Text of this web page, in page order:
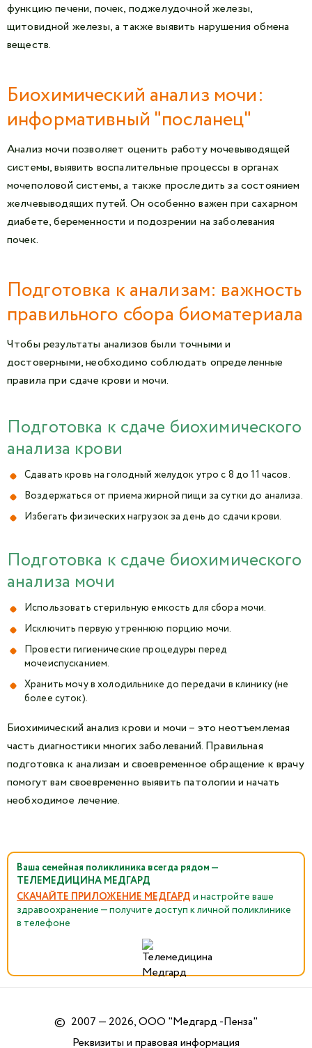
функцию печени, почек, поджелудочной железы,
щитовидной железы, а также выявить нарушения обмена
веществ.
Биохимический анализ мочи:
информативный "посланец"
Анализ мочи позволяет оценить работу мочевыводящей
системы, выявить воспалительные процессы в органах
мочеполовой системы, а также проследить за состоянием
желчевыводящих путей. Он особенно важен при сахарном
диабете, беременности и подозрении на заболевания
почек.
Подготовка к анализам: важность
правильного сбора биоматериала
Чтобы результаты анализов были точными и
достоверными, необходимо соблюдать определенные
правила при сдаче крови и мочи.
Подготовка к сдаче биохимического
анализа крови
Сдавать кровь на голодный желудок утро с 8 до 11 часов.
Воздержаться от приема жирной пищи за сутки до анализа.
Избегать физических нагрузок за день до сдачи крови.
Подготовка к сдаче биохимического
анализа мочи
Использовать стерильную емкость для сбора мочи.
Исключить первую утреннюю порцию мочи.
Провести гигиенические процедуры перед
мочеиспусканием.
Хранить мочу в холодильнике до передачи в клинику (не
более суток).
Биохимический анализ крови и мочи – это неотъемлемая
часть диагностики многих заболеваний. Правильная
подготовка к анализам и своевременное обращение к врачу
помогут вам своевременно выявить патологии и начать
необходимое лечение.
Ваша семейная поликлиника всегда рядом —
ТЕЛЕМЕДИЦИНА МЕДГАРД
СКАЧАЙТЕ ПРИЛОЖЕНИЕ МЕДГАРД и настройте ваше
здравоохранение — получите доступ к личной поликлинике
в телефоне
© 2007 — 2026, ООО "Медгард -Пенза"
Реквизиты и правовая информация